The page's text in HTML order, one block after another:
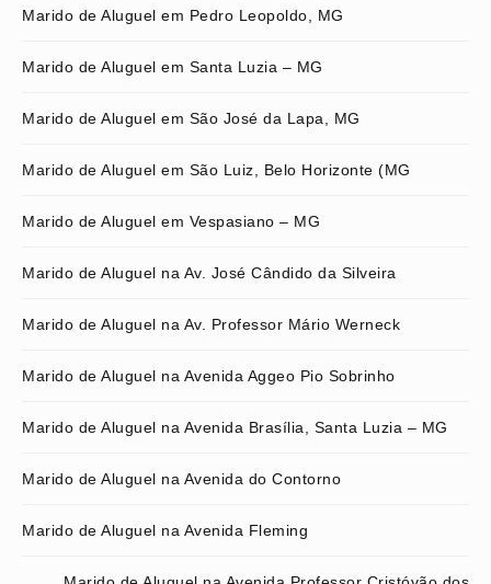
Marido de Aluguel em Pedro Leopoldo, MG
Marido de Aluguel em Santa Luzia – MG
Marido de Aluguel em São José da Lapa, MG
Marido de Aluguel em São Luiz, Belo Horizonte (MG
Marido de Aluguel em Vespasiano – MG
Marido de Aluguel na Av. José Cândido da Silveira
Marido de Aluguel na Av. Professor Mário Werneck
Marido de Aluguel na Avenida Aggeo Pio Sobrinho
Marido de Aluguel na Avenida Brasília, Santa Luzia – MG
Marido de Aluguel na Avenida do Contorno
Marido de Aluguel na Avenida Fleming